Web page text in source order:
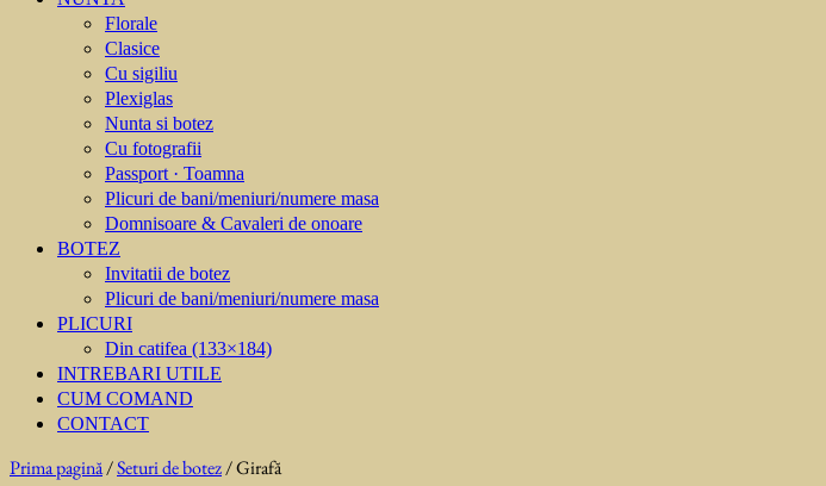
Florale
Clasice
Cu sigiliu
Plexiglas
Nunta si botez
Cu fotografii
Passport · Toamna
Plicuri de bani/meniuri/numere masa
Domnisoare & Cavaleri de onoare
BOTEZ
Invitatii de botez
Plicuri de bani/meniuri/numere masa
PLICURI
Din catifea (133×184)
INTREBARI UTILE
CUM COMAND
CONTACT
Prima pagină/Seturi de botez/ Girafă